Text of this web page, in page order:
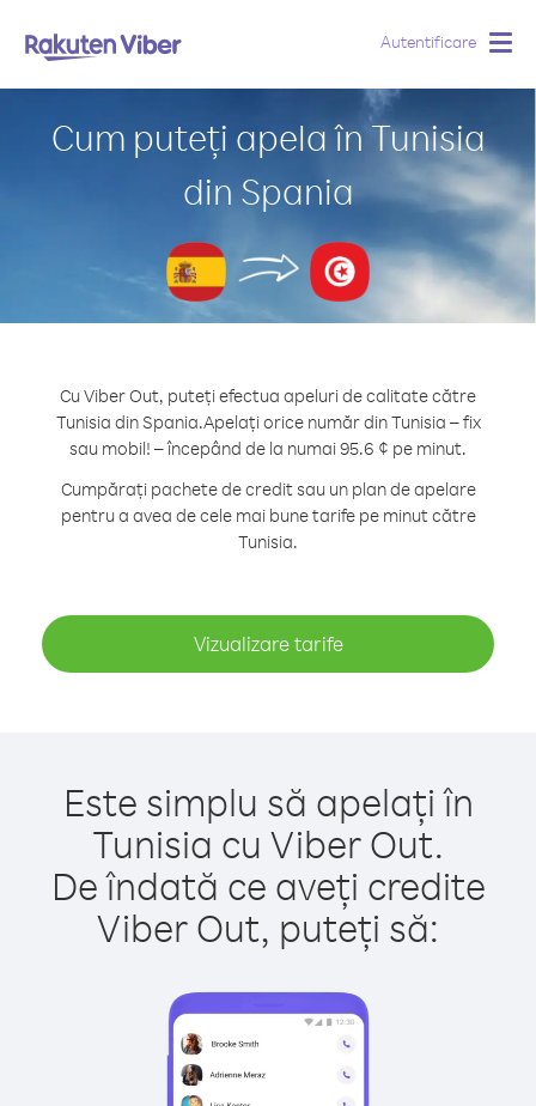
Autentificare
Cum puteți apela în Tunisia
din Spania
Cu Viber Out, puteți efectua apeluri de calitate către
Tunisia din Spania.Apelați orice număr din Tunisia – fix
sau mobil! – începând de la numai 95.6 ¢ pe minut.
Cumpărați pachete de credit sau un plan de apelare
pentru a avea de cele mai bune tarife pe minut către
Tunisia.
Vizualizare tarife
Este simplu să apelați în
Tunisia cu Viber Out.
De îndată ce aveți credite
Viber Out, puteți să: